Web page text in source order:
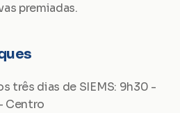
premiadas.
três dias de SIEMS: 9h30 -
Centro